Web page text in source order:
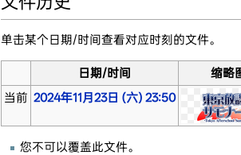
单击某个日期/时间查看对应时刻的文件。
日期/时间 缩略
当前 2024年11月23日 (六) 23:50
您不可以覆盖此文件。